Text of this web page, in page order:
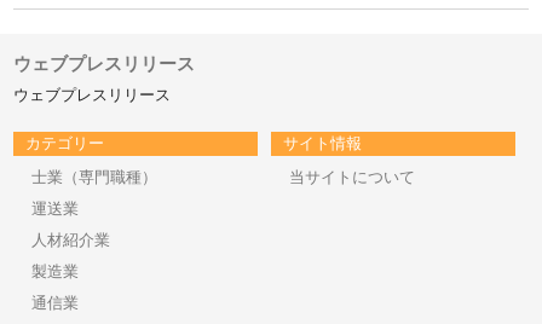
ウェブプレスリリース
ウェブプレスリリース
カテゴリー
士業（専門職種）
運送業
人材紹介業
製造業
通信業
サイト情報
当サイトについて